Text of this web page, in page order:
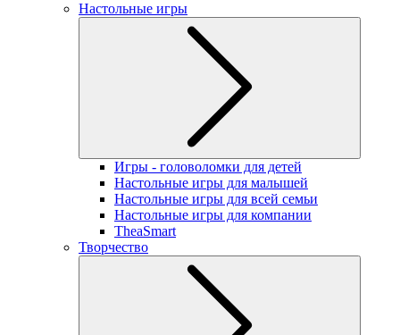
Настольные игры
Игры - головоломки для детей
Настольные игры для малышей
Настольные игры для всей семьи
Настольные игры для компании
TheaSmart
Творчество